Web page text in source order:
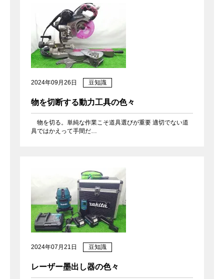
2024年09月26日 豆知識
物を切断する動力工具の色々
物を切る。単純な作業こそ道具選びが重要 適切でない道
具ではかえって手間だ…
2024年07月21日 豆知識
レーザー墨出し器の色々